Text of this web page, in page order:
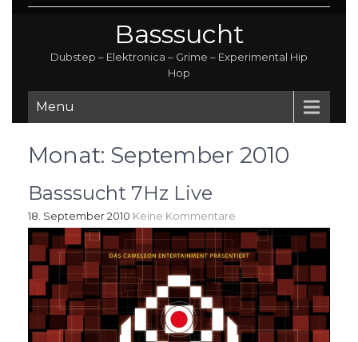
Basssucht
Dubstep – Elektronica – Grime – Experimental Hip
Hop
Menu
Monat: September 2010
Basssucht 7Hz Live
18. September 2010 Keine Kommentare